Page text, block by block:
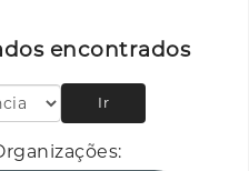
encontrados
Ir